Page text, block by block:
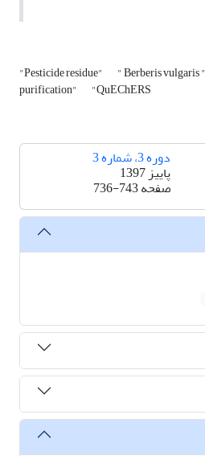
"Pesticide residue" " Berberis vulgaris "
purification" "QuEChERS
دوره 3، شماره 3
پاییز 1397
صفحه736-743